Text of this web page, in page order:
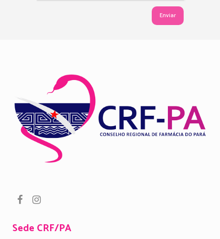
Sede CRF/PA